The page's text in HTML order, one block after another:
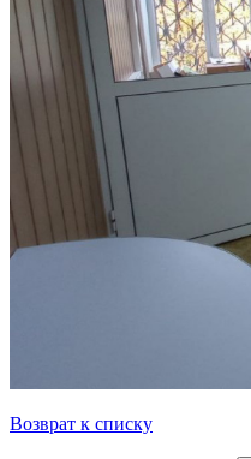
Возврат к списку